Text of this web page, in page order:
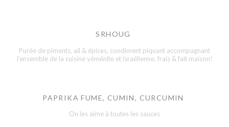
SRHOUG
Purée de piments, ail & épices, condiment piquant accompagnant
l’ensemble de la cuisine yéménite et israélienne. frais & fait maison!
PAPRIKA FUME, CUMIN, CURCUMIN
On les aime à toutes les sauces